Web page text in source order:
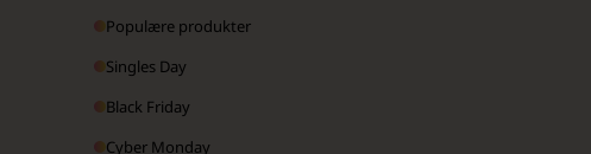
Populære produkter
Singles Day
Black Friday
Cyber Monday